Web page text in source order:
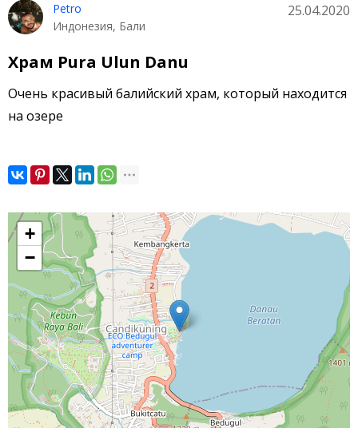
Petro
Индонезия, Бали
25.04.2020
Храм Pura Ulun Danu
Очень красивый балийский храм, который находится
на озере
+
−